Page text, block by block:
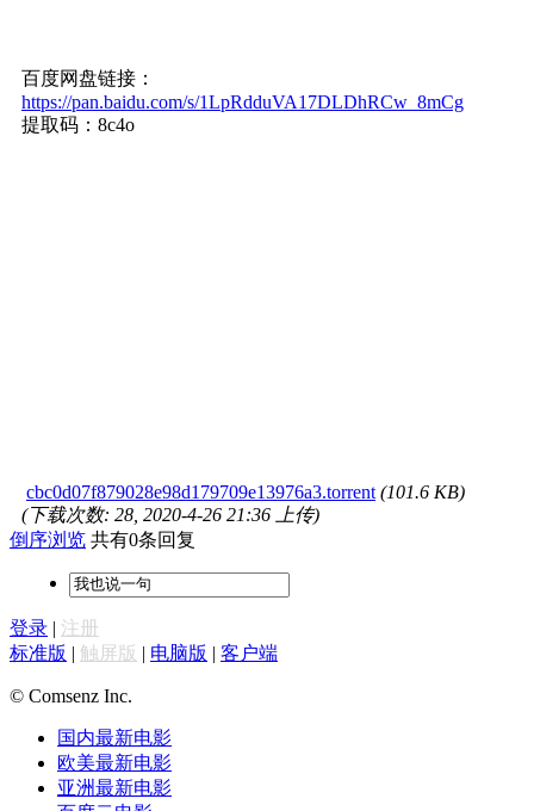
百度网盘链接：
https://pan.baidu.com/s/1LpRdduVA17DLDhRCw_8mCg
提取码：8c4o
cbc0d07f879028e98d179709e13976a3.torrent (101.6 KB)
(下载次数: 28, 2020-4-26 21:36 上传)
倒序浏览 共有0条回复
登录 | 注册
标准版 | 触屏版 | 电脑版 | 客户端
© Comsenz Inc.
国内最新电影
欧美最新电影
亚洲最新电影